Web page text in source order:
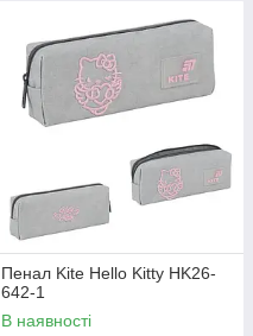
Пенал Kite Hello Kitty HK26-
642-1
В наявності